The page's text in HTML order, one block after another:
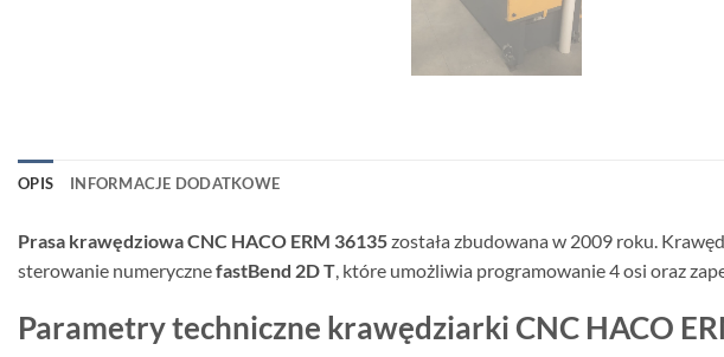
OPIS INFORMACJE DODATKOWE
Prasa krawędziowa CNC HACO ERM 36135została zbudowana w 2009 roku.
sterowanie numerycznefastBend 2D T , które umożliwia programowanie 4 osi oraz
Parametry techniczne krawędziarki CNC HACO